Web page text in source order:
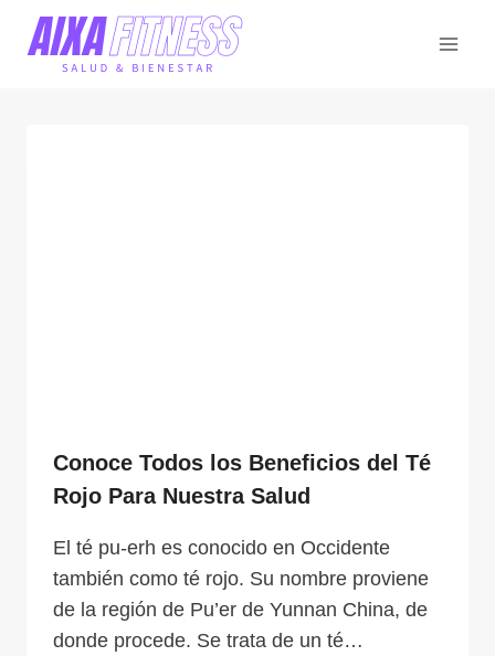
Saltar
contenido
Conoce Todos los Beneficios del Té
Rojo Para Nuestra Salud
El té pu-erh es conocido en Occidente
también como té rojo. Su nombre proviene
de la región de Pu’er de Yunnan China, de
donde procede. Se trata de un té…